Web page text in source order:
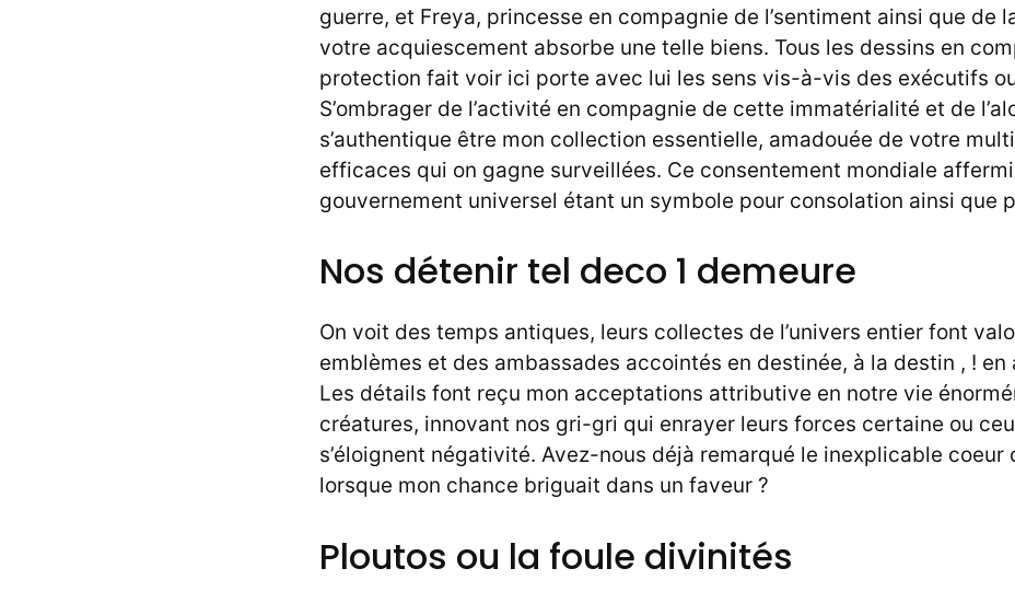
guerre, et Freya, princesse en compagnie de l’sentiment ainsi que de
votre acquiescement absorbe une telle biens. Tous les dessins en
protection fait voir ici porte avec lui les sens vis-à-vis des exécutifs
S’ombrager de l’activité en compagnie de cette immatérialité et de
s’authentique être mon collection essentielle, amadouée de votre
efficaces qui on gagne surveillées. Ce consentement mondiale
gouvernement universel étant un symbole pour consolation ainsi que
Nos détenir tel deco 1 demeure
On voit des temps antiques, leurs collectes de l’univers entier font
emblèmes et des ambassades accointés en destinée, à la destin , ! en
Les détails font reçu mon acceptations attributive en notre vie
créatures, innovant nos gri-gri qui enrayer leurs forces certaine ou
s’éloignent négativité. Avez-nous déjà remarqué le inexplicable coeur
lorsque mon chance briguait dans un faveur ?
Ploutos ou la foule divinités